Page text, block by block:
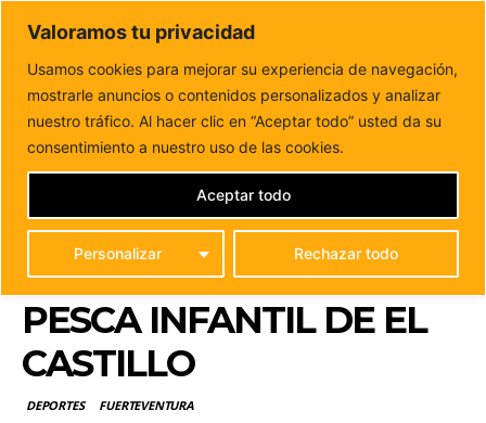
Valoramos tu privacidad
Usamos cookies para mejorar su experiencia de navegación,
mostrarle anuncios o contenidos personalizados y analizar
nuestro tráfico. Al hacer clic en “Aceptar todo” usted da su
consentimiento a nuestro uso de las cookies.
Personalizar Rechazar todo
Aceptar todo
DUNAS FM
Tu informacion de forma cercana
Inicio DEPORTES
Más de una treintena de niños y niñas
participaron en el XX...
MÁS DE UNA
TREINTENA DE NIÑOS Y
NIÑAS PARTICIPARON
EN EL XX TORNEO DE
PESCA INFANTIL DE EL
CASTILLO
DEPORTES FUERTEVENTURA